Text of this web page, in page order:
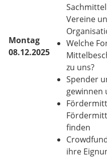
Montag
08.12.2025
Vereine
Welche
zu uns?
Spender
gewinnen
finden
ihre